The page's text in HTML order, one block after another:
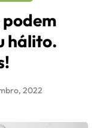
hálito.
2022